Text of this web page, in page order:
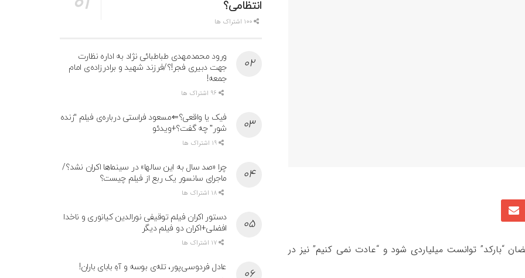
“بارکد” توانست میلیاردی شود و “عادت نمی کنیم” نیز در
انتظامی؟
ورود محمدمهدی طباطبائی نژاد به اداره نظارت
جهت دبیری فجر!؟/فرزند شهید و برادرزاده‌ی امام
جمعه!
فیک یا واقعی؟⇐مسعود فراستی درباره‌ی فیلم “زنده
شور” چه گفت؟+ویدئو
چرا «صد سال به این سالها» در سینماها اکران نشد؟/
ماجرای سانسور یک ربع از فیلم چیست؟
دستور اکران فیلم توقیفی نورالدین کیانوری و ناخدا
افضلی+اکران دو فیلم دیگر
عادل فردوسی‌پور، تله‌ی بوسه و آهِ بابای باران!